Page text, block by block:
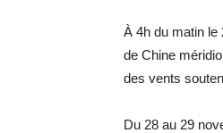
À 4h du matin le
de Chine
des vents
Du 28 au 29